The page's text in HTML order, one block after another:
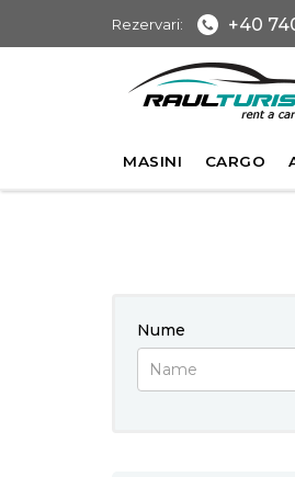
Rezervari: +40
MASINI CARGO
Nume